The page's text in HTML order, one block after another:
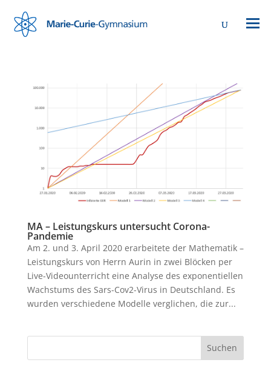
MA – Leistungskurs untersucht Corona-
Pandemie
Am 2. und 3. April 2020 erarbeitete der Mathematik –
Leistungskurs von Herrn Aurin in zwei Blöcken per
Live-Videounterricht eine Analyse des exponentiellen
Wachstums des Sars-Cov2-Virus in Deutschland. Es
wurden verschiedene Modelle verglichen, die zur...